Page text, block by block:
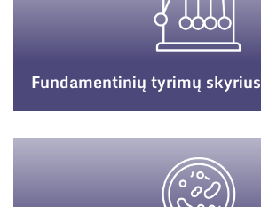
Fundamentinių tyrimų skyrius